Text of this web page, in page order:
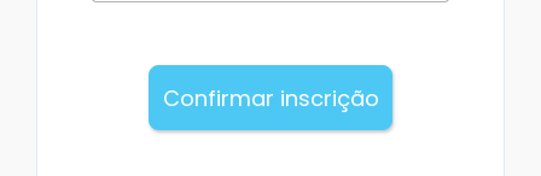
Confirmar inscrição